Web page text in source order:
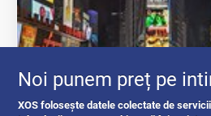
Noi punem preț pe
XOS folosește datele colectate de